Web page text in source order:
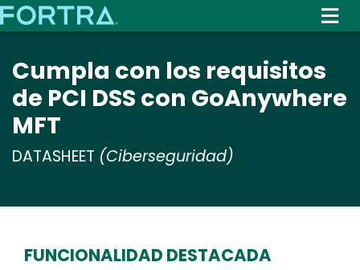
to
content
Cumpla con los requisitos
de PCI DSS con GoAnywhere
MFT
DATASHEET (Ciberseguridad)
FUNCIONALIDAD DESTACADA